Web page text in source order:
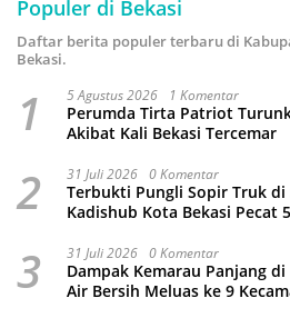
Populer di Bekasi
Daftar berita populer terbaru di
Bekasi.
1 5 Agustus 2026 1 Komentar
Perumda Tirta Patriot
Akibat Kali Bekasi Tercemar
2 31 Juli 2026 0 Komentar
Terbukti Pungli Sopir Truk di
Kadishub Kota Bekasi Pecat
3 31 Juli 2026 0 Komentar
Dampak Kemarau Panjang
Air Bersih Meluas ke 9